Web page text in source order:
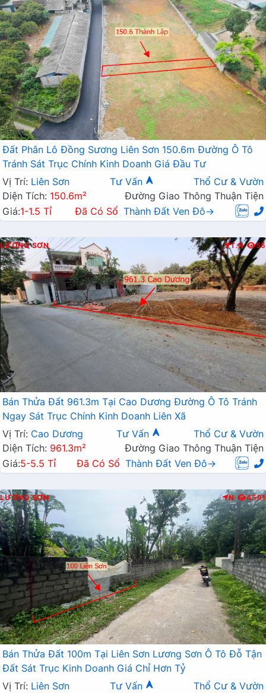
Đất Phân Lô Đồng Sương Liên Sơn 150.6m Đường Ô Tô
Tránh Sát Trục Chính Kinh Doanh Giá Đầu Tư
Vị Trí: Liên Sơn Tư Vấn
Thổ Cư & Vườn
Diện Tích: 150.6m²
Đường Giao Thông Thuận Tiện
Giá:1-1.5 Tỉ Đã Có Sổ Thành Đất Ven Đô→
LƯƠNG SƠN T.N 55
Bán Thửa Đất 961.3m Tại Cao Dương Đường Ô Tô Tránh
Ngay Sát Trục Chính Kinh Doanh Liên Xã
Vị Trí: Cao Dương Tư Vấn
Thổ Cư & Vườn
Diện Tích: 961.3m²
Đường Giao Thông Thuận Tiện
Giá:5-5.5 Tỉ Đã Có Sổ Thành Đất Ven Đô→
LƯƠNG SƠN N 4591
Bán Thửa Đất 100m Tại Liên Sơn Lương Sơn Ô Tô Đỗ Tận
Đất Sát Trục Kinh Doanh Giá Chỉ Hơn Tỷ
Vị Trí: Liên Sơn Tư Vấn
Thổ Cư & Vườn